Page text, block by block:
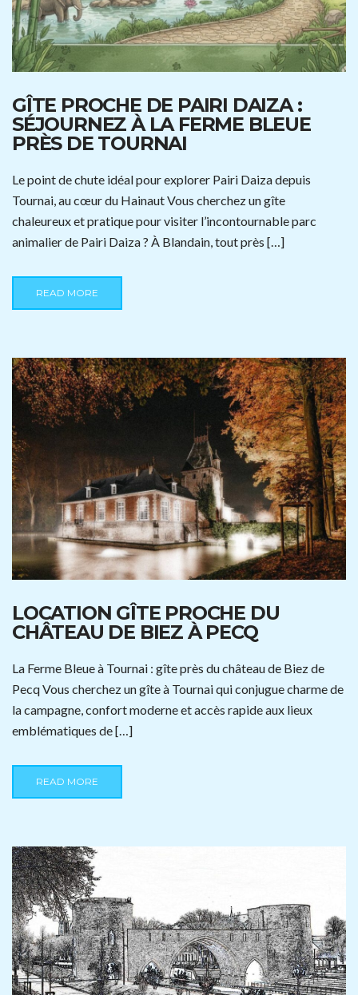
GÎTE PROCHE DE PAIRI DAIZA :
SÉJOURNEZ À LA FERME BLEUE
PRÈS DE TOURNAI
Le point de chute idéal pour explorer Pairi Daiza depuis
Tournai, au cœur du Hainaut Vous cherchez un gîte
chaleureux et pratique pour visiter l’incontournable parc
animalier de Pairi Daiza ? À Blandain, tout près […]
READ MORE
LOCATION GÎTE PROCHE DU
CHÂTEAU DE BIEZ À PECQ
La Ferme Bleue à Tournai : gîte près du château de Biez de
Pecq Vous cherchez un gîte à Tournai qui conjugue charme de
la campagne, confort moderne et accès rapide aux lieux
emblématiques de […]
READ MORE